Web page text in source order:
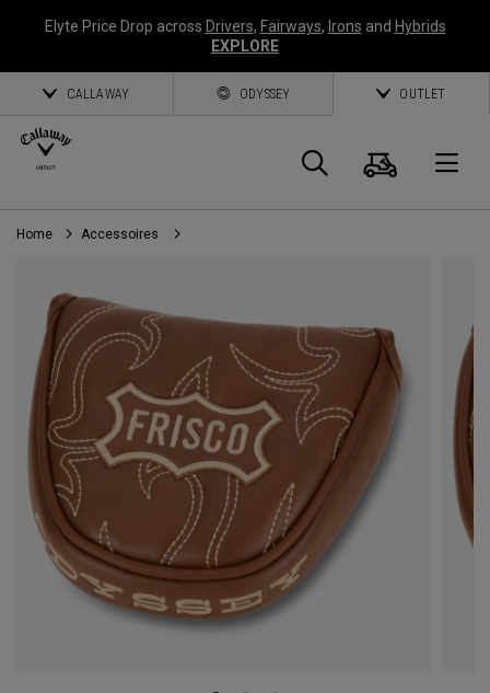
Elyte Price Drop across Drivers, Fairways, Irons and Hybrids
EXPLORE
CALLAWAY ODYSSEY OUTLET
Panier
Home Accessoires